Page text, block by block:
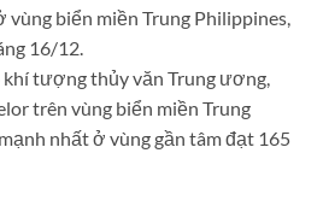
vùng biển miền Trung Philippines,
16/12.
khí tượng thủy văn Trung ương,
trên vùng biển miền Trung
nhất ở vùng gần tâm đạt 165